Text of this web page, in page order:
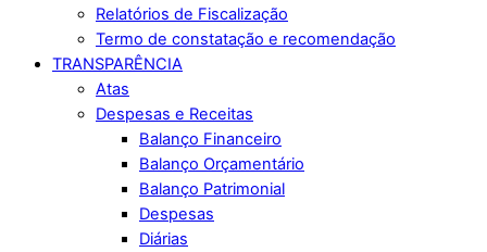
Relatórios de Fiscalização
Termo de constatação e recomendação
TRANSPARÊNCIA
Atas
Despesas e Receitas
Balanço Financeiro
Balanço Orçamentário
Balanço Patrimonial
Despesas
Diárias